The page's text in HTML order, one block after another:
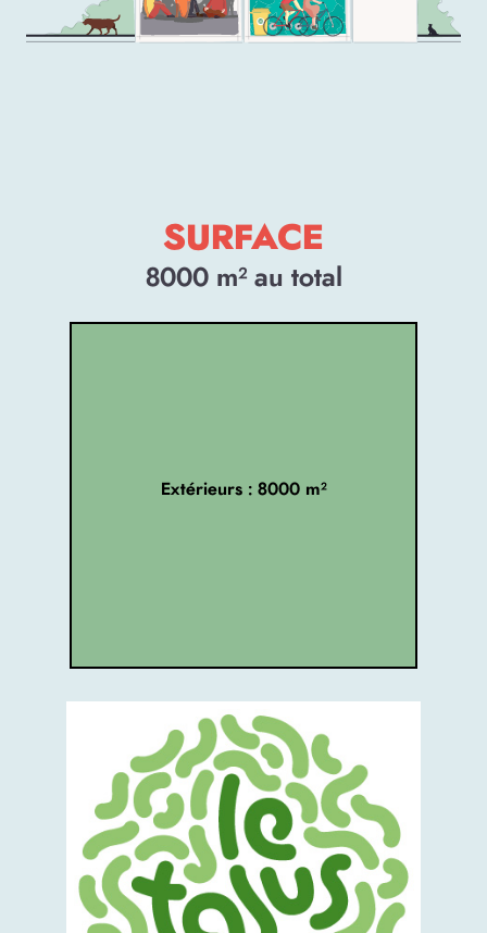
SURFACE
8000m² au total
Extérieurs : 8000 m²